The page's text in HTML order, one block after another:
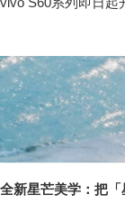
全新星芒美学：把